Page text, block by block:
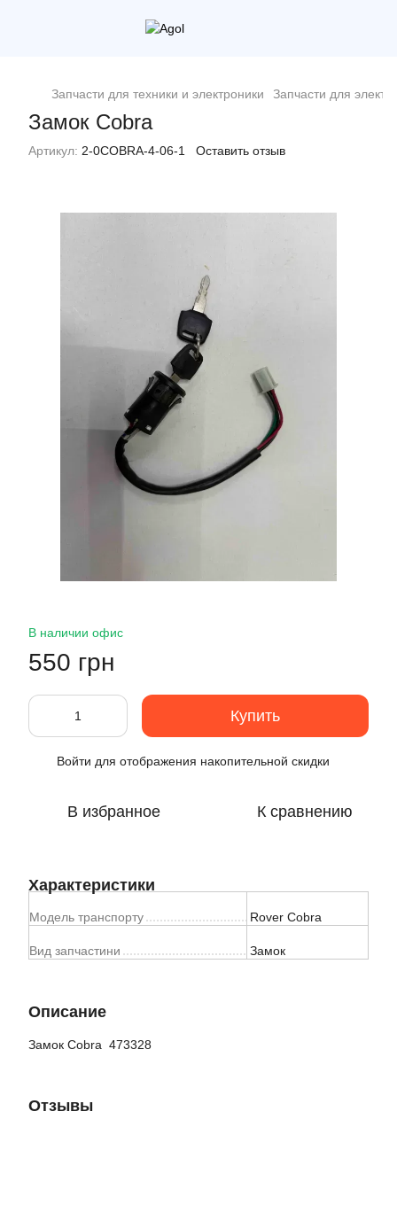
Запчасти для техники и электроники Запчасти для
Замок Cobra
Артикул: 2-0COBRA-4-06-1 Оставить отзыв
В наличии офис
550 грн
Купить
Войти для отображения накопительной скидки
В избранное К сравнению
Характеристики
Модель транспорту Rover Cobra
Вид запчастини Замок
Описание
Замок Cobra 473328
Отзывы